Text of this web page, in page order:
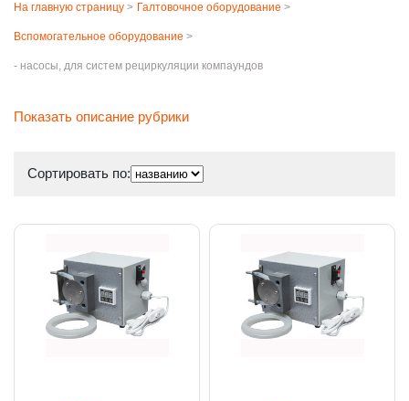
На главную страницу > Галтовочное оборудование >
Вспомогательное оборудование >
- насосы, для систем рециркуляции компаундов
Показать описание рубрики
Сортировать по: